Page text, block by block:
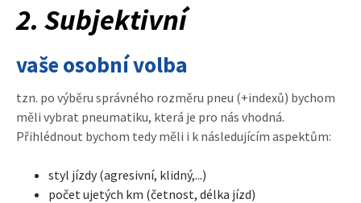
2. Subjektivní
vaše osobní volba
tzn. po výběru správného rozměru pneu (+indexů) bychom
měli vybrat pneumatiku, která je pro nás vhodná.
Přihlédnout bychom tedy měli i k následujícím aspektům:
styl jízdy (agresivní, klidný,...)
počet ujetých km (četnost, délka jízd)